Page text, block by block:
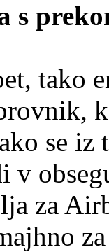
s
tako
se iz
v
za